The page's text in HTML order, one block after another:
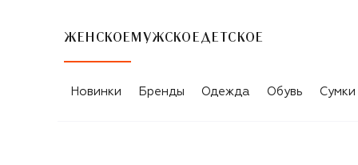
ЖЕНСКОЕ МУЖСКОЕ ДЕТСКОЕ
ТОВАРЫ ДЛЯ ЖЕНЩИН MM6
Новинки Бренды Одежда Обувь Сумки